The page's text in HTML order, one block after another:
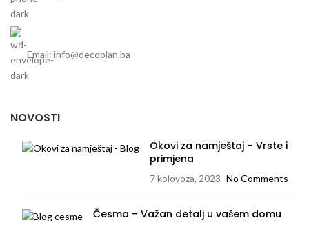
Email: info@decoplan.ba
NOVOSTI
Okovi za namještaj – Vrste i
primjena
7 kolovoza, 2023 No Comments
Česma – Važan detalj u vašem domu